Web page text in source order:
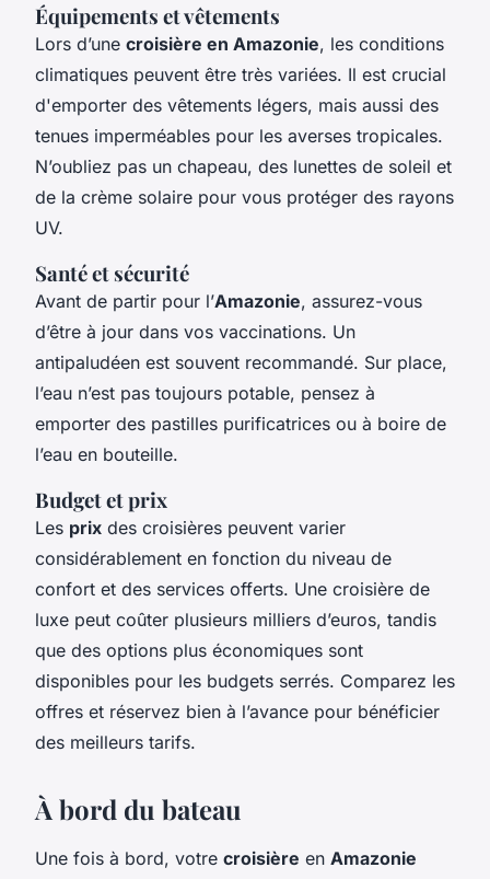
Équipements et vêtements
Lors d’une croisière en Amazonie, les conditions
climatiques peuvent être très variées. Il est crucial
d'emporter des vêtements légers, mais aussi des
tenues imperméables pour les averses tropicales.
N’oubliez pas un chapeau, des lunettes de soleil et
de la crème solaire pour vous protéger des rayons
UV.
Santé et sécurité
Avant de partir pour l’Amazonie, assurez-vous
d’être à jour dans vos vaccinations. Un
antipaludéen est souvent recommandé. Sur place,
l’eau n’est pas toujours potable, pensez à
emporter des pastilles purificatrices ou à boire de
l’eau en bouteille.
Budget et prix
Les prix des croisières peuvent varier
considérablement en fonction du niveau de
confort et des services offerts. Une croisière de
luxe peut coûter plusieurs milliers d’euros, tandis
que des options plus économiques sont
disponibles pour les budgets serrés. Comparez les
offres et réservez bien à l’avance pour bénéficier
des meilleurs tarifs.
À bord du bateau
Une fois à bord, votre croisière en Amazonie